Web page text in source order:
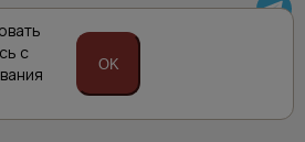
не является публичной офертой
характер.
товара просьба обращаться
по указанным номерам телефонов.
с
OK